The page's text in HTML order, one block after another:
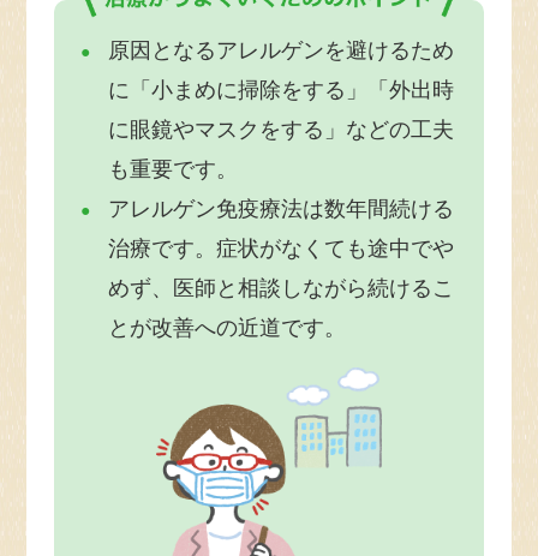
原因となるアレルゲンを避けるため
に「小まめに掃除をする」「外出時
に眼鏡やマスクをする」などの工夫
も重要です。
アレルゲン免疫療法は数年間続ける
治療です。症状がなくても途中でや
めず、医師と相談しながら続けるこ
とが改善への近道です。